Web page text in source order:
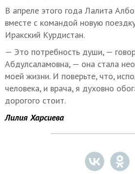
В апреле этого года Лалита
вместе с командой новую
Иракский Курдистан.
— Это потребность души, —
Абдулсаламовна, — она стала
моей жизни. И поверьте, что,
человека, и врача, я духовно
дорогого стоит.
Лилия Харсиева